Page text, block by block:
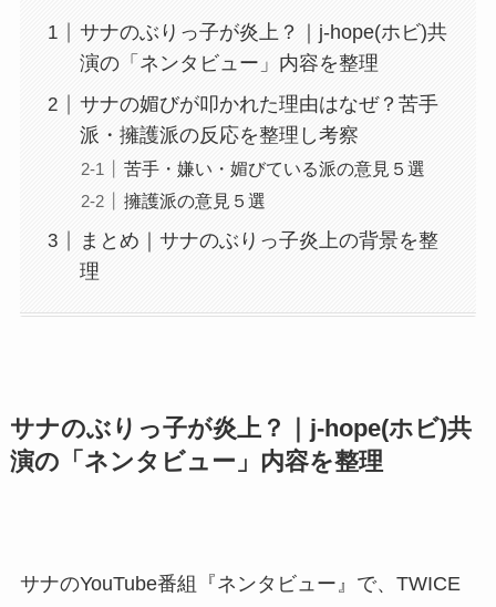
サナのぶりっ子が炎上？｜j-hope(ホビ)共
演の「ネンタビュー」内容を整理
サナの媚びが叩かれた理由はなぜ？苦手
派・擁護派の反応を整理し考察
苦手・嫌い・媚びている派の意見５選
擁護派の意見５選
まとめ｜サナのぶりっ子炎上の背景を整
理
サナのぶりっ子が炎上？｜j-hope(ホビ)共
演の「ネンタビュー」内容を整理
サナのYouTube番組『ネンタビュー』で、TWICE